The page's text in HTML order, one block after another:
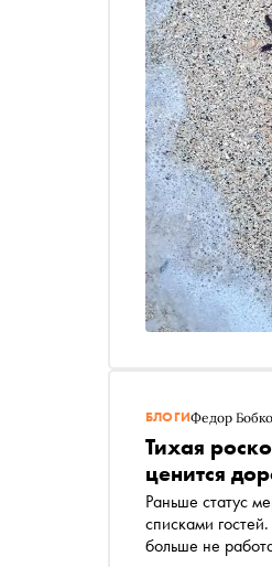
БЛОГИФедор
Тихая
ценится
Раньше статус
списками
больше не